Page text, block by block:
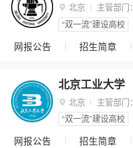
 北京 主管部门：
“双一流”建设高校
网报公告 招生简章
北京工业大学
 北京 主管部门：
“双一流”建设高校
网报公告 招生简章